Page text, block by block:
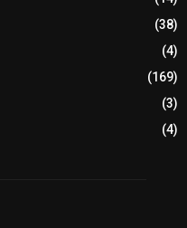
(38)
(4)
(169)
(3)
(4)